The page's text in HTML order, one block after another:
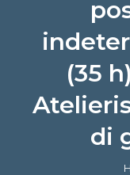
(35
di